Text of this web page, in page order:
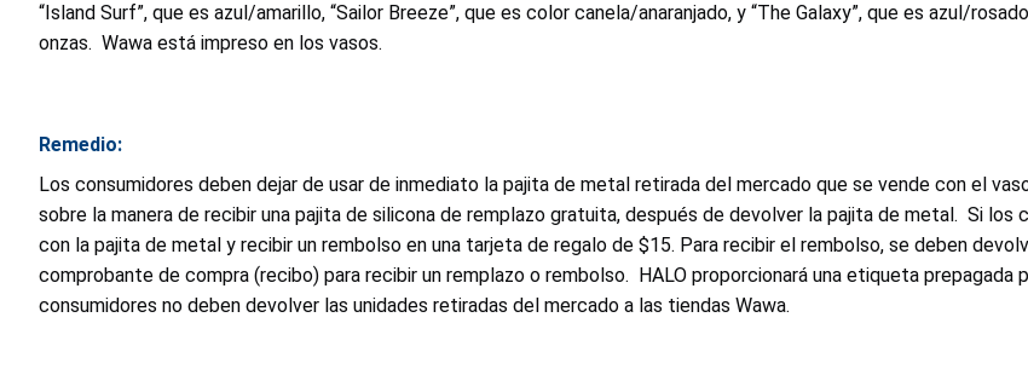
“Island Surf”, que es azul/amarillo, “Sailor Breeze”, que es color canela/anaranjado, y “The Galaxy”, que es azul/
onzas. Wawa está impreso en los vasos.
Remedio:
Los consumidores deben dejar de usar de inmediato la pajita de metal retirada del mercado que se vende con el
sobre la manera de recibir una pajita de silicona de remplazo gratuita, después de devolver la pajita de metal. Si
con la pajita de metal y recibir un rembolso en una tarjeta de regalo de $15. Para recibir el rembolso, se deben
comprobante de compra (recibo) para recibir un remplazo o rembolso. HALO proporcionará una etiqueta
consumidores no deben devolver las unidades retiradas del mercado a las tiendas Wawa.